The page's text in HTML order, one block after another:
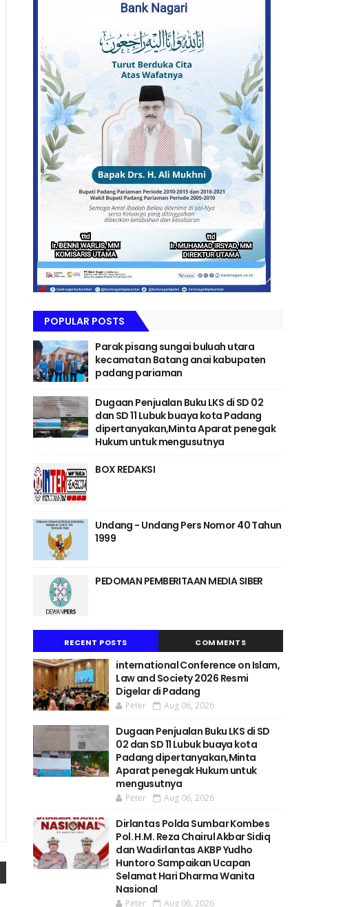
POPULAR POSTS
Parak pisang sungai buluah utara
kecamatan Batang anai kabupaten
padang pariaman
Dugaan Penjualan Buku LKS di SD 02
dan SD 11 Lubuk buaya kota Padang
dipertanyakan,Minta Aparat penegak
Hukum untuk mengusutnya
BOX REDAKSI
Undang - Undang Pers Nomor 40 Tahun
1999
PEDOMAN PEMBERITAAN MEDIA SIBER
RECENT POSTS COMMENTS
international Conference on Islam,
Law and Society 2026 Resmi
Digelar di Padang
Peter Aug 06, 2026
Dugaan Penjualan Buku LKS di SD
02 dan SD 11 Lubuk buaya kota
Padang dipertanyakan,Minta
Aparat penegak Hukum untuk
mengusutnya
Peter Aug 06, 2026
Dirlantas Polda Sumbar Kombes
Pol. H.M. Reza Chairul Akbar Sidiq
dan Wadirlantas AKBP Yudho
Huntoro Sampaikan Ucapan
Selamat Hari Dharma Wanita
Nasional
Peter Aug 06, 2026